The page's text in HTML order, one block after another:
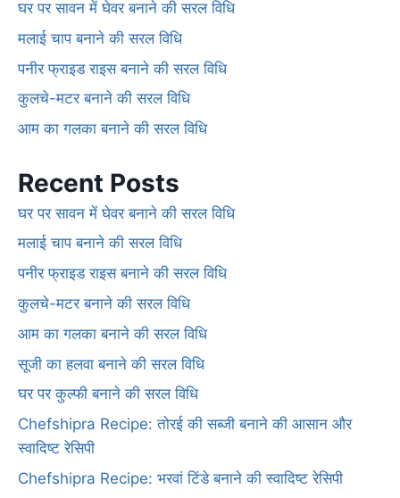
घर पर सावन में घेवर बनाने की सरल विधि
मलाई चाप बनाने की सरल विधि
पनीर फ्राइड राइस बनाने की सरल विधि
कुलचे-मटर बनाने की सरल विधि
आम का गलका बनाने की सरल विधि
Recent Posts
घर पर सावन में घेवर बनाने की सरल विधि
मलाई चाप बनाने की सरल विधि
पनीर फ्राइड राइस बनाने की सरल विधि
कुलचे-मटर बनाने की सरल विधि
आम का गलका बनाने की सरल विधि
सूजी का हलवा बनाने की सरल विधि
घर पर कुल्फी बनाने की सरल विधि
Chefshipra Recipe: तोरई की सब्जी बनाने की आसान और
स्वादिष्ट रेसिपी
Chefshipra Recipe: भरवां टिंडे बनाने की स्वादिष्ट रेसिपी